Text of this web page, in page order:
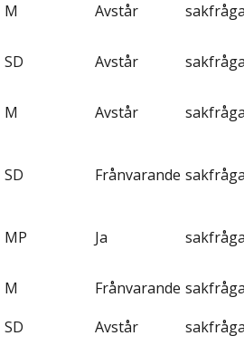
M Avstår
SD Avstår
M Avstår
SD Frånvarande
MP Ja
M Frånvarande
SD Avstår